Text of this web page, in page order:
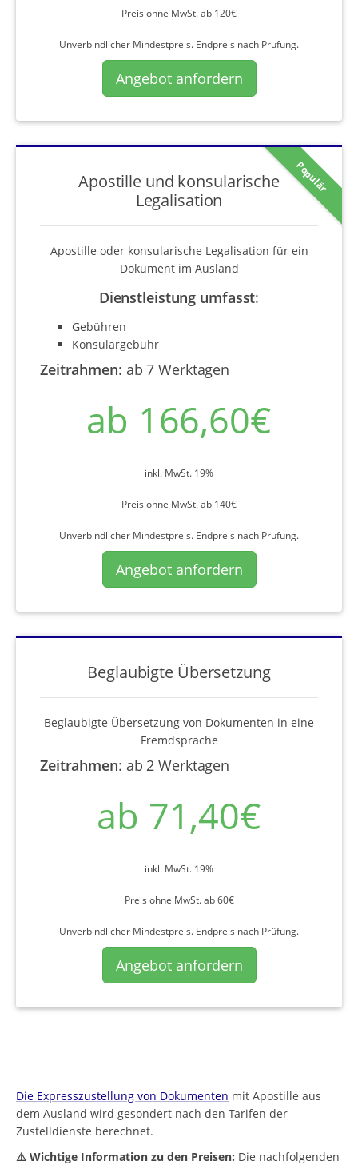
Preis ohne MwSt. ab 120€
Unverbindlicher Mindestpreis. Endpreis nach Prüfung.
Angebot anfordern
Populär
Apostille und konsularische
Legalisation
Apostille oder konsularische Legalisation für ein
Dokument im Ausland
Dienstleistung umfasst:
Gebühren
Konsulargebühr
Zeitrahmen: ab 7 Werktagen
ab 166,60€
inkl. MwSt. 19%
Preis ohne MwSt. ab 140€
Unverbindlicher Mindestpreis. Endpreis nach Prüfung.
Angebot anfordern
Beglaubigte Übersetzung
Beglaubigte Übersetzung von Dokumenten in eine
Fremdsprache
Zeitrahmen: ab 2 Werktagen
ab 71,40€
inkl. MwSt. 19%
Preis ohne MwSt. ab 60€
Unverbindlicher Mindestpreis. Endpreis nach Prüfung.
Angebot anfordern
Die Expresszustellung von Dokumenten mit Apostille aus
dem Ausland wird gesondert nach den Tarifen der
Zustelldienste berechnet.
⚠️ Wichtige Information zu den Preisen: Die nachfolgenden